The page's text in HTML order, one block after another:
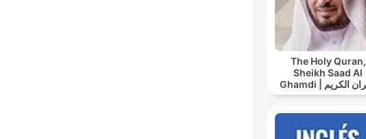
The Holy Quran,
Sheikh Saad Al
Ghamdi | القران الكريم
سعد الغامدي